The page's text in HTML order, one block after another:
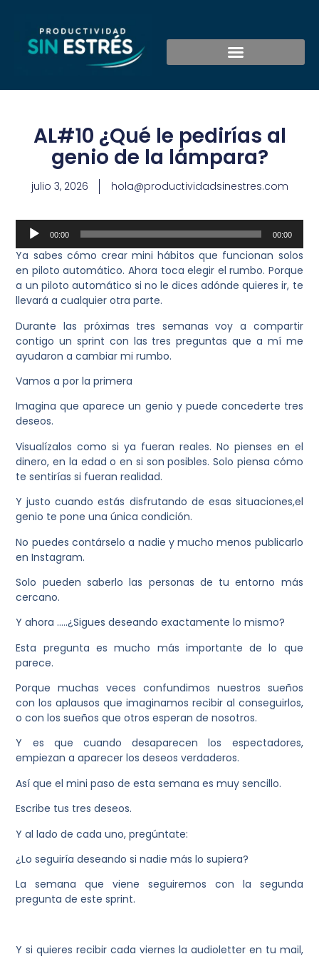
AL#10 ¿Qué le pedirías al
genio de la lámpara?
julio 3, 2026 hola@productividadsinestres.com
Reproductor
audio
00:00 00:00
Ya sabes cómo crear mini hábitos que funcionan solos
en piloto automático. Ahora toca elegir el rumbo. Porque
a un piloto automático si no le dices adónde quieres ir, te
llevará a cualquier otra parte.
Durante las próximas tres semanas voy a compartir
contigo un sprint con las tres preguntas que a mí me
ayudaron a cambiar mi rumbo.
Vamos a por la primera
Imagina que aparece un genio y puede concederte tres
deseos.
Visualízalos como si ya fueran reales. No pienses en el
dinero, en la edad o en si son posibles. Solo piensa cómo
te sentirías si fueran realidad.
Y justo cuando estás disfrutando de esas situaciones,el
genio te pone una única condición.
No puedes contárselo a nadie y mucho menos publicarlo
en Instagram.
Solo pueden saberlo las personas de tu entorno más
cercano.
Y ahora …..¿Sigues deseando exactamente lo mismo?
Esta pregunta es mucho más importante de lo que
parece.
Porque muchas veces confundimos nuestros sueños
con los aplausos que imaginamos recibir al conseguirlos,
o con los sueños que otros esperan de nosotros.
Y es que cuando desaparecen los espectadores,
empiezan a aparecer los deseos verdaderos.
Así que el mini paso de esta semana es muy sencillo.
Escribe tus tres deseos.
Y al lado de cada uno, pregúntate:
¿Lo seguiría deseando si nadie más lo supiera?
La semana que viene seguiremos con la segunda
pregunta de este sprint.
Y si quieres recibir cada viernes la audioletter en tu mail,